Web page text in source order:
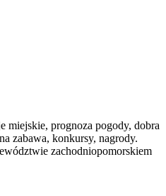
miejskie, prognoza pogody, dobra
zabawa, konkursy, nagrody.
zachodniopomorskiem